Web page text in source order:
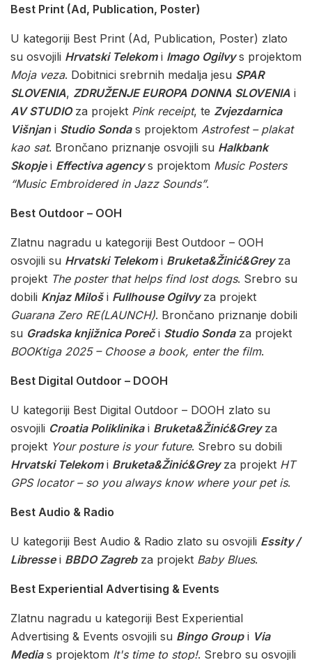
Best Print (Ad, Publication, Poster)
U kategoriji Best Print (Ad, Publication, Poster) zlato
su osvojili Hrvatski Telekomi Imago Ogilvys projektom
Moja veza. Dobitnici srebrnih medalja jesu SPAR
SLOVENIA, ZDRUŽENJE EUROPA DONNA SLOVENIA i
AV STUDIOza projekt Pink receipt, te Zvjezdarnica
Višnjani Studio Sondas projektom Astrofest – plakat
kao sat. Brončano priznanje osvojili su Halkbank
Skopjei Effectiva agencys projektom Music Posters
“Music Embroidered in Jazz Sounds”.
Best Outdoor – OOH
Zlatnu nagradu u kategoriji Best Outdoor – OOH
osvojili su Hrvatski Telekomi Bruketa&Žinić&Greyza
projekt The poster that helps find lost dogs. Srebro su
dobili Knjaz Miloši Fullhouse Ogilvyza projekt
Guarana Zero RE(LAUNCH). Brončano priznanje dobili
su Gradska knjižnica Poreči Studio Sondaza projekt
BOOKtiga 2025 – Choose a book, enter the film.
Best Digital Outdoor – DOOH
U kategoriji Best Digital Outdoor – DOOH zlato su
osvojili Croatia Poliklinikai Bruketa&Žinić&Greyza
projekt Your posture is your future. Srebro su dobili
Hrvatski Telekomi Bruketa&Žinić&Greyza projekt HT
GPS locator – so you always know where your pet is.
Best Audio & Radio
U kategoriji Best Audio & Radio zlato su osvojili Essity /
Libressei BBDO Zagrebza projekt Baby Blues.
Best Experiential Advertising & Events
Zlatnu nagradu u kategoriji Best Experiential
Advertising & Events osvojili su Bingo Groupi Via
Medias projektom It's time to stop!. Srebro su osvojili